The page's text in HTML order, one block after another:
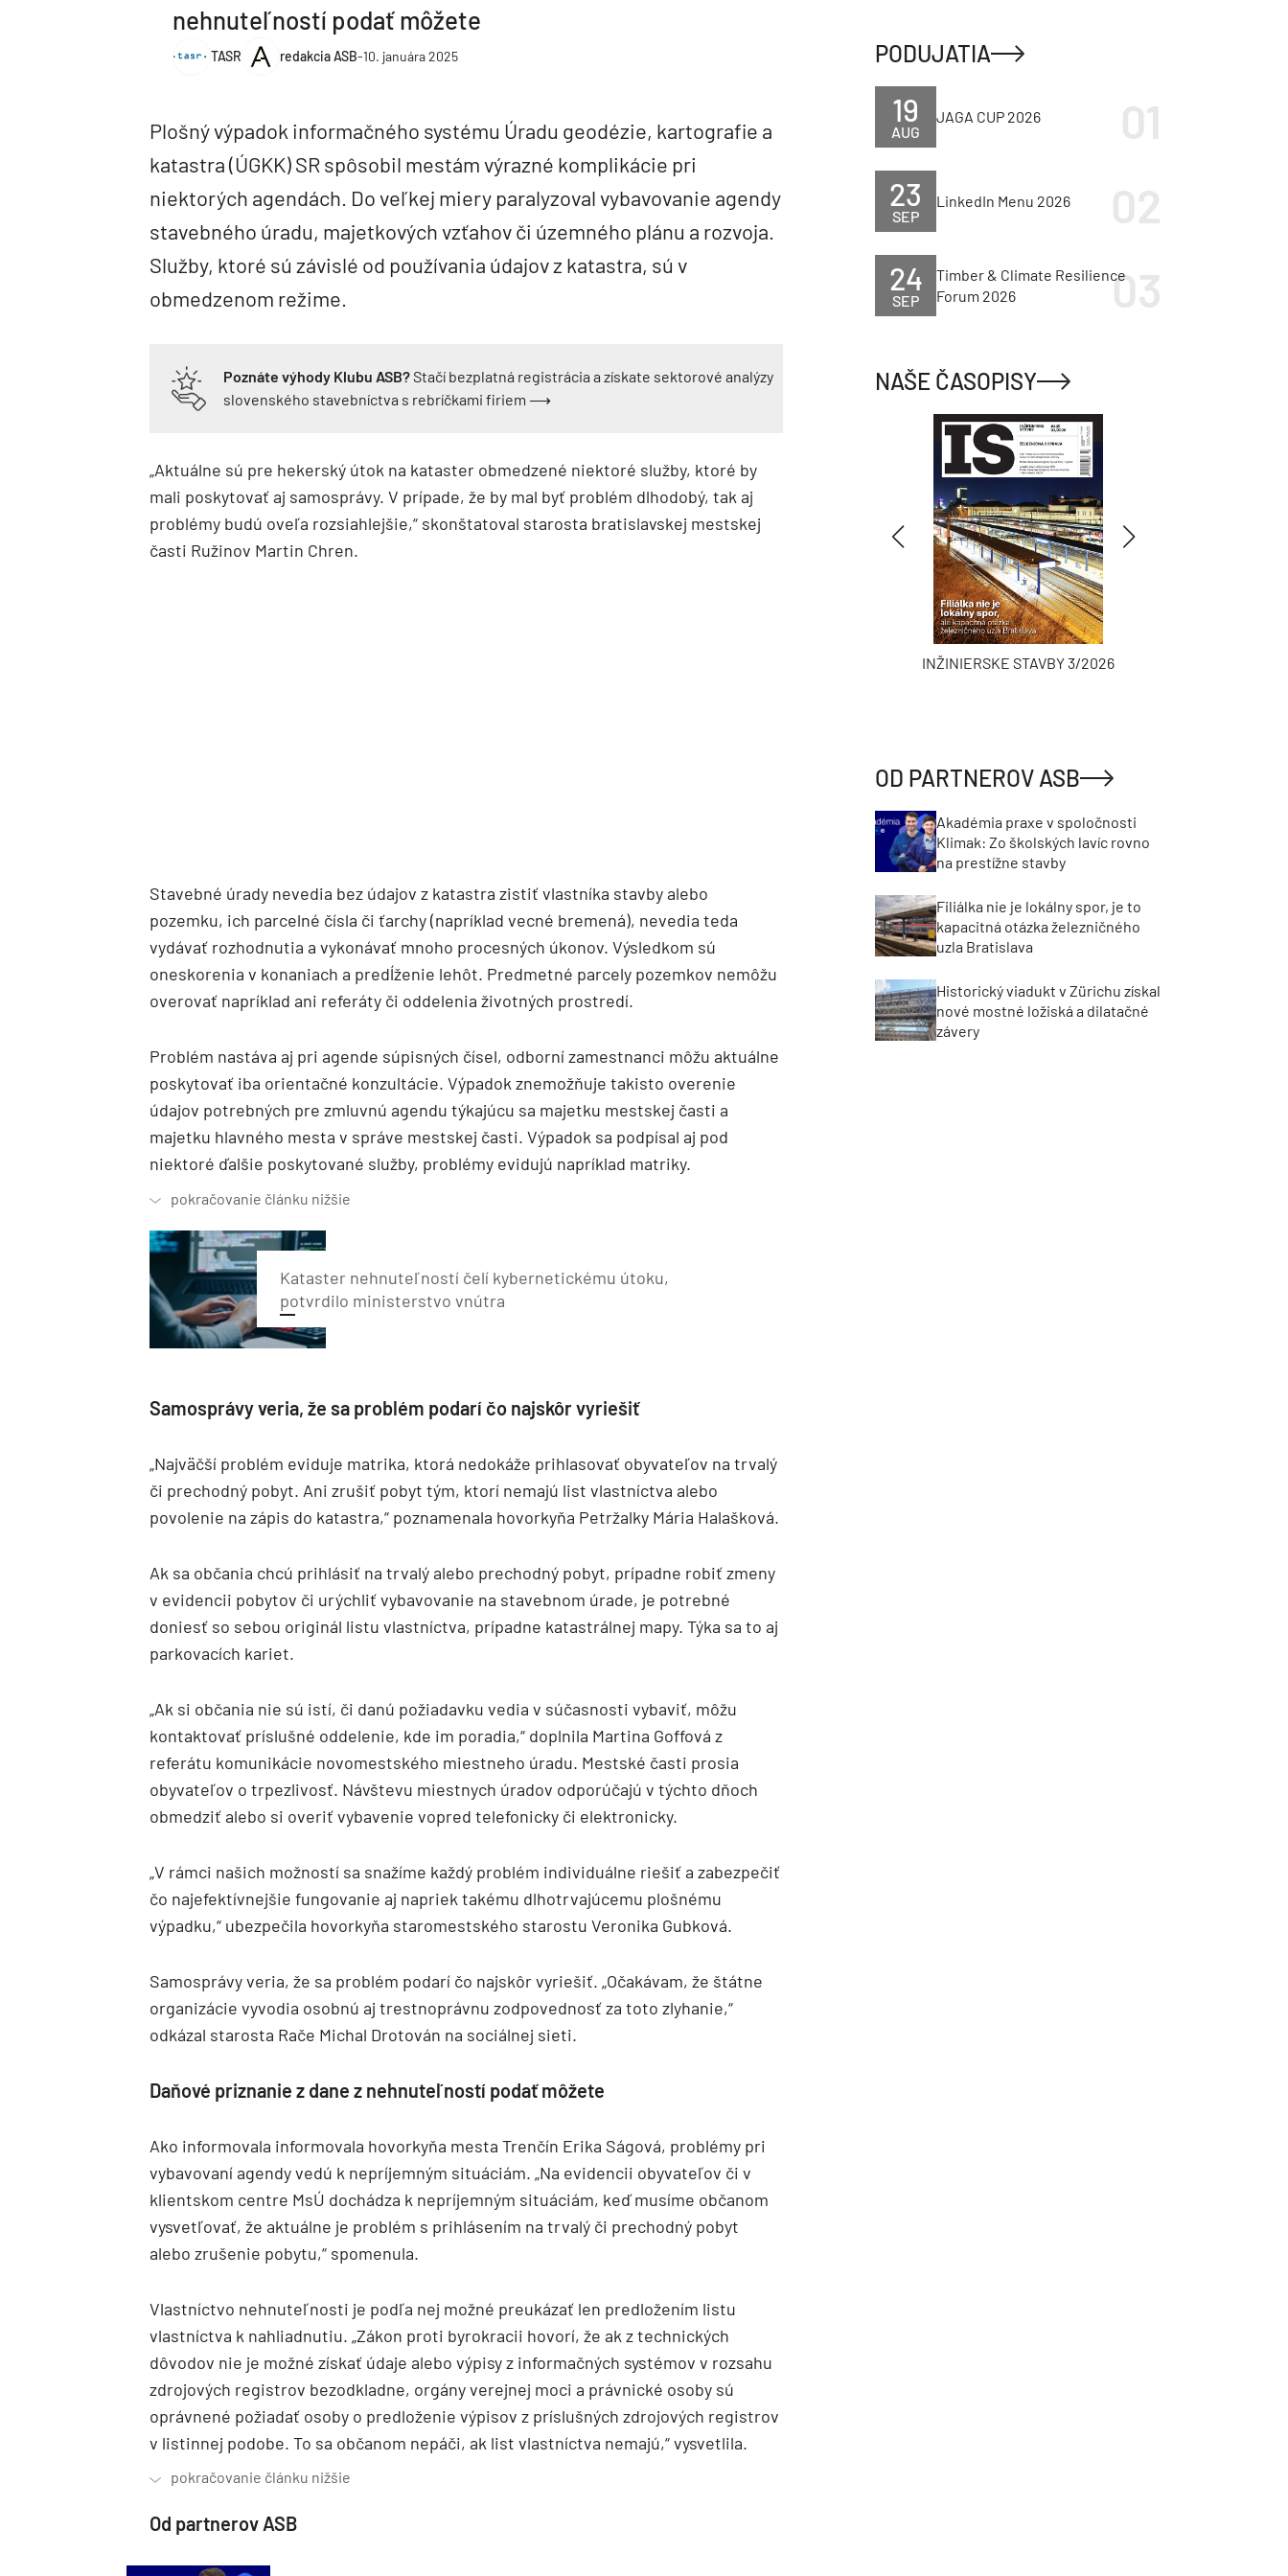
nehnuteľností podať môžete
TASR redakcia ASB-10. januára 2025
Plošný výpadok informačného systému Úradu geodézie, kartografie a
katastra (ÚGKK) SR spôsobil mestám výrazné komplikácie pri
niektorých agendách. Do veľkej miery paralyzoval vybavovanie agendy
stavebného úradu, majetkových vzťahov či územného plánu a rozvoja.
Služby, ktoré sú závislé od používania údajov z katastra, sú v
obmedzenom režime.
Poznáte výhody Klubu ASB?Stačí bezplatná registrácia a získate sektorové analýzy
slovenského stavebníctva s rebríčkami firiem ⟶
„Aktuálne sú pre hekerský útok na kataster obmedzené niektoré služby, ktoré by
mali poskytovať aj samosprávy. V prípade, že by mal byť problém dlhodobý, tak aj
problémy budú oveľa rozsiahlejšie,“ skonštatoval starosta bratislavskej mestskej
časti Ružinov Martin Chren.
Stavebné úrady nevedia bez údajov z katastra zistiť vlastníka stavby alebo
pozemku, ich parcelné čísla či ťarchy (napríklad vecné bremená), nevedia teda
vydávať rozhodnutia a vykonávať mnoho procesných úkonov. Výsledkom sú
oneskorenia v konaniach a predĺženie lehôt. Predmetné parcely pozemkov nemôžu
overovať napríklad ani referáty či oddelenia životných prostredí.
Problém nastáva aj pri agende súpisných čísel, odborní zamestnanci môžu aktuálne
poskytovať iba orientačné konzultácie. Výpadok znemožňuje takisto overenie
údajov potrebných pre zmluvnú agendu týkajúcu sa majetku mestskej časti a
majetku hlavného mesta v správe mestskej časti. Výpadok sa podpísal aj pod
niektoré ďalšie poskytované služby, problémy evidujú napríklad matriky.
Kataster nehnuteľností čelí kybernetickému útoku,
potvrdilo ministerstvo vnútra
Samosprávy veria, že sa problém podarí čo najskôr vyriešiť
„Najväčší problém eviduje matrika, ktorá nedokáže prihlasovať obyvateľov na trvalý
či prechodný pobyt. Ani zrušiť pobyt tým, ktorí nemajú list vlastníctva alebo
povolenie na zápis do katastra,“ poznamenala hovorkyňa Petržalky Mária Halašková.
Ak sa občania chcú prihlásiť na trvalý alebo prechodný pobyt, prípadne robiť zmeny
v evidencii pobytov či urýchliť vybavovanie na stavebnom úrade, je potrebné
doniesť so sebou originál listu vlastníctva, prípadne katastrálnej mapy. Týka sa to aj
parkovacích kariet.
„Ak si občania nie sú istí, či danú požiadavku vedia v súčasnosti vybaviť, môžu
kontaktovať príslušné oddelenie, kde im poradia,“ doplnila Martina Goffová z
referátu komunikácie novomestského miestneho úradu. Mestské časti prosia
obyvateľov o trpezlivosť. Návštevu miestnych úradov odporúčajú v týchto dňoch
obmedziť alebo si overiť vybavenie vopred telefonicky či elektronicky.
„V rámci našich možností sa snažíme každý problém individuálne riešiť a zabezpečiť
čo najefektívnejšie fungovanie aj napriek takému dlhotrvajúcemu plošnému
výpadku,“ ubezpečila hovorkyňa staromestského starostu Veronika Gubková.
Samosprávy veria, že sa problém podarí čo najskôr vyriešiť. „Očakávam, že štátne
organizácie vyvodia osobnú aj trestnoprávnu zodpovednosť za toto zlyhanie,“
odkázal starosta Rače Michal Drotován na sociálnej sieti.
Daňové priznanie z dane z nehnuteľností podať môžete
Ako informovala informovala hovorkyňa mesta Trenčín Erika Ságová, problémy pri
vybavovaní agendy vedú k nepríjemným situáciám. „Na evidencii obyvateľov či v
klientskom centre MsÚ dochádza k nepríjemným situáciám, keď musíme občanom
vysvetľovať, že aktuálne je problém s prihlásením na trvalý či prechodný pobyt
alebo zrušenie pobytu,“ spomenula.
Vlastníctvo nehnuteľnosti je podľa nej možné preukázať len predložením listu
vlastníctva k nahliadnutiu. „Zákon proti byrokracii hovorí, že ak z technických
dôvodov nie je možné získať údaje alebo výpisy z informačných systémov v rozsahu
zdrojových registrov bezodkladne, orgány verejnej moci a právnické osoby sú
oprávnené požiadať osoby o predloženie výpisov z príslušných zdrojových registrov
v listinnej podobe. To sa občanom nepáči, ak list vlastníctva nemajú,“ vysvetlila.
Od partnerov ASB
PODUJATIA
AUG
19 JAGA CUP 2026
SEP
23 LinkedIn Menu 2026
SEP
24
Timber & Climate Resilience
Forum 2026
NAŠE ČASOPISY
INŽINIERSKE STAVBY 3/2026
OD PARTNEROV ASB
Akadémia praxe v spoločnosti
Klimak: Zo školských lavíc rovno
na prestížne stavby
Filiálka nie je lokálny spor, je to
kapacitná otázka železničného
uzla Bratislava
Historický viadukt v Zürichu získal
nové mostné ložiská a dilatačné
závery